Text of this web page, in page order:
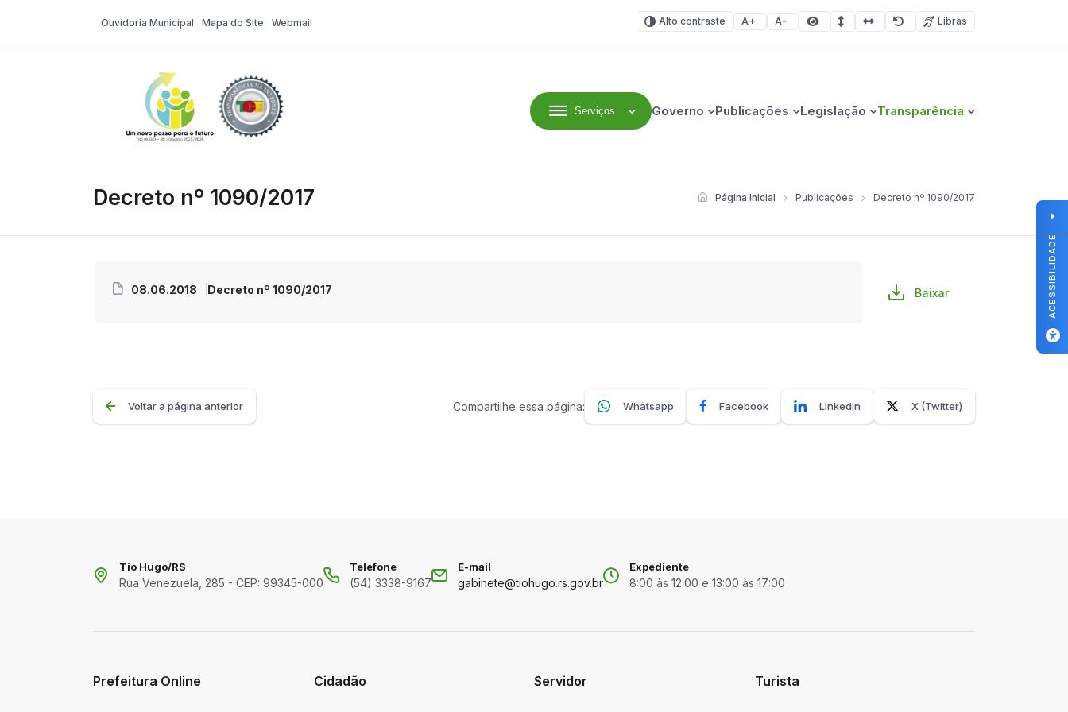
Ouvidoria Municipal Mapa do Site Webmail Alto contraste Aumentar fonte
Diminuir fonteÁrea selecionada
Espaçamento de linha
Espaço dos caracteres
RedefinirLibras
Serviços Governo Publicações Legislação Transparência
Decreto nº 1090/2017 Página Inicial Publicações Decreto nº 1090/2017
08.06.2018 Decreto nº 1090/2017 Baixar
Voltar a página anterior Compartilhe essa página: Whatsapp Facebook Linkedin X (Twitter)
Tio Hugo/RS
Rua Venezuela, 285 - CEP: 99345-000
Telefone
(54) 3338-9167
E-mail
gabinete@tiohugo.rs.gov.br
Expediente
8:00 às 12:00 e 13:00 às 17:00
Prefeitura Online Cidadão Servidor Turista
ACESSIBILIDADE